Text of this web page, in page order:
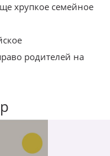
хрупкое семейное
родителей на